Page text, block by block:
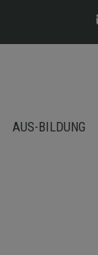
AUS-BILDUNG